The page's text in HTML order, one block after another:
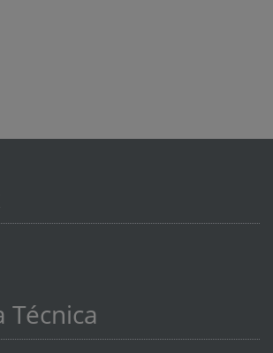
Técnica